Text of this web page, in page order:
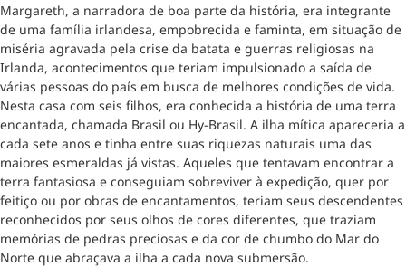
Margareth, a narradora de boa parte da história, era integrante
de uma família irlandesa, empobrecida e faminta, em situação de
miséria agravada pela crise da batata e guerras religiosas na
Irlanda, acontecimentos que teriam impulsionado a saída de
várias pessoas do país em busca de melhores condições de vida.
Nesta casa com seis filhos, era conhecida a história de uma terra
encantada, chamada Brasil ou Hy-Brasil. A ilha mítica apareceria a
cada sete anos e tinha entre suas riquezas naturais uma das
maiores esmeraldas já vistas. Aqueles que tentavam encontrar a
terra fantasiosa e conseguiam sobreviver à expedição, quer por
feitiço ou por obras de encantamentos, teriam seus descendentes
reconhecidos por seus olhos de cores diferentes, que traziam
memórias de pedras preciosas e da cor de chumbo do Mar do
Norte que abraçava a ilha a cada nova submersão.